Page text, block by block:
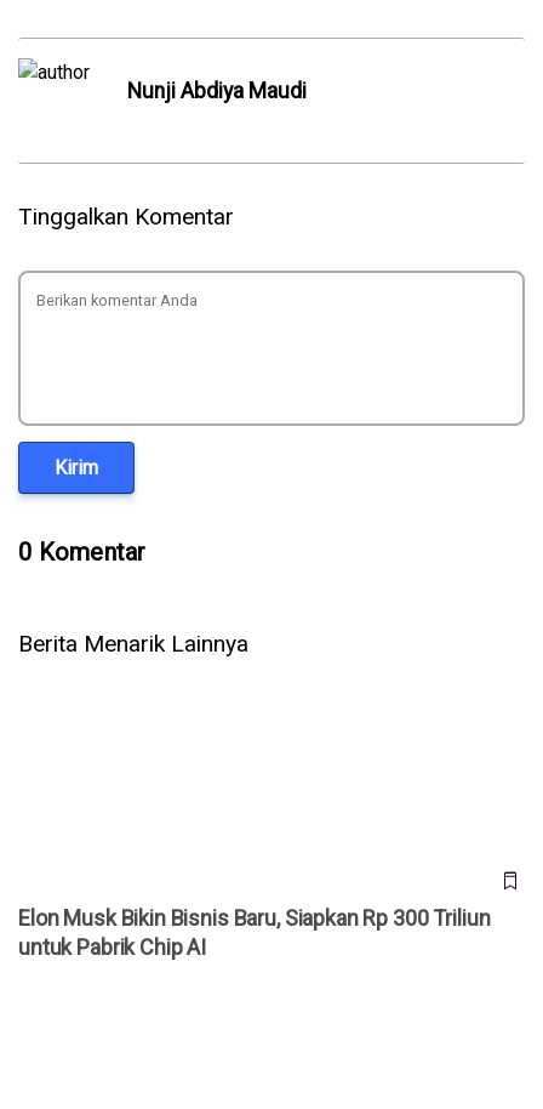
Nunji Abdiya Maudi
Tinggalkan Komentar
Kirim
0 Komentar
Berita Menarik Lainnya
Elon Musk Bikin Bisnis Baru, Siapkan Rp 300 Triliun
untuk Pabrik Chip AI